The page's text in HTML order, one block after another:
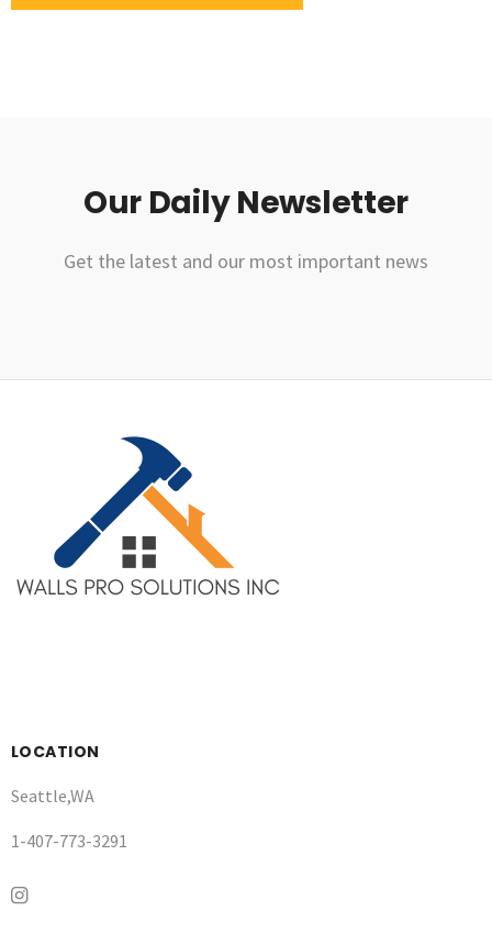
Our Daily Newsletter
Get the latest and our most important news
LOCATION
Seattle,WA
1-407-773-3291